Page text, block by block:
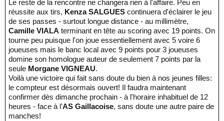
Le reste de la rencontre ne changera rien à l'affaire. Peu en
réussite aux tirs, Kenza SALGUES continuera d'éclairer le jeu
de ses passes - surtout longue distance - au millimètre,
Camille VIALA terminant en tête au scoring avec 19 points. On
tourne peu puisque l'on joue essentiellement avec 5 voire 6
joueuses mais le banc local avec 9 points pour 3 joueuses
domine son homologue auteur de seulement 7 points par la
seule Morgane VIGNEAU.
Voilà une victoire qui fait sans doute du bien à nos jeunes filles:
le compteur est désormais ouvert! Il faudra maintenant
confirmer dès dimanche prochain - à l'horaire inhabituel de 12
heures - face à l'AS Gaillacoise, sans doute une autre paire de
manches!